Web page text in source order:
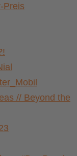
Preis
// Beyond the